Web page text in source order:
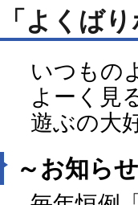
「よくば
いつもの
よーく見
遊ぶの大
～お知ら